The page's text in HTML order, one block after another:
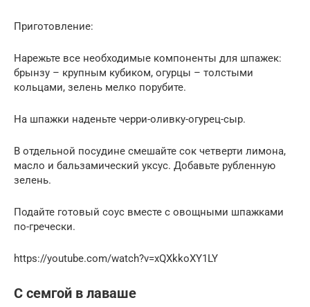
Приготовление:
Нарежьте все необходимые компоненты для шпажек:
брынзу – крупным кубиком, огурцы – толстыми
кольцами, зелень мелко порубите.
На шпажки наденьте черри-оливку-огурец-сыр.
В отдельной посудине смешайте сок четверти лимона,
масло и бальзамический уксус. Добавьте рубленную
зелень.
Подайте готовый соус вместе с овощными шпажками
по-гречески.
https://youtube.com/watch?v=xQXkkoXY1LY
С семгой в лаваше